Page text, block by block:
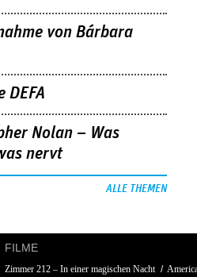
von Bárbara
DEFA
Nolan – Was
nervt
ALLE THEMEN
FILME
Zimmer 212 – In einer magischen Nacht